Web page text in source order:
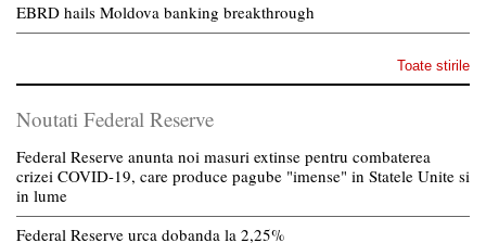
EBRD hails Moldova banking breakthrough
Toate stirile
Noutati Federal Reserve
Federal Reserve anunta noi masuri extinse pentru combaterea
crizei COVID-19, care produce pagube "imense" in Statele Unite si
in lume
Federal Reserve urca dobanda la 2,25%